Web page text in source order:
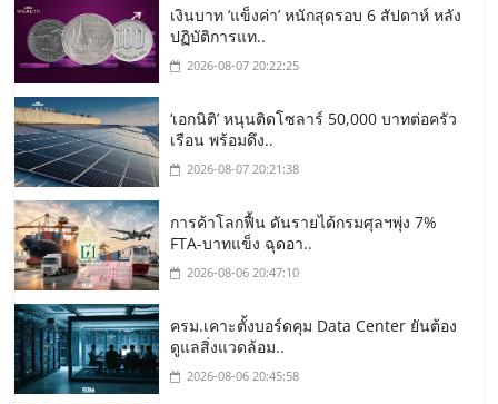
เงินบาท ‘แข็งค่า’ หนักสุดรอบ 6 สัปดาห์ หลัง
ปฏิบัติการแท..
2026-08-07 20:22:25
‘เอกนิติ’ หนุนติดโซลาร์ 50,000 บาทต่อครัว
เรือน พร้อมดึง..
2026-08-07 20:21:38
การค้าโลกฟื้น ดันรายได้กรมศุลฯพุ่ง 7%
FTA-บาทแข็ง ฉุดอา..
2026-08-06 20:47:10
ครม.เคาะตั้งบอร์ดคุม Data Center ยันต้อง
ดูแลสิ่งแวดล้อม..
2026-08-06 20:45:58